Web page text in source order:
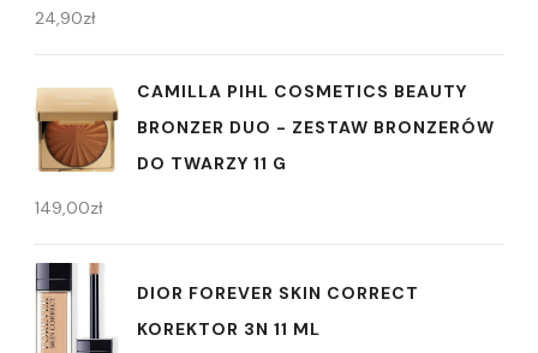
24,90zł
CAMILLA PIHL COSMETICS BEAUTY
BRONZER DUO - ZESTAW BRONZERÓW
DO TWARZY 11 G
149,00zł
DIOR FOREVER SKIN CORRECT
KOREKTOR 3N 11 ML